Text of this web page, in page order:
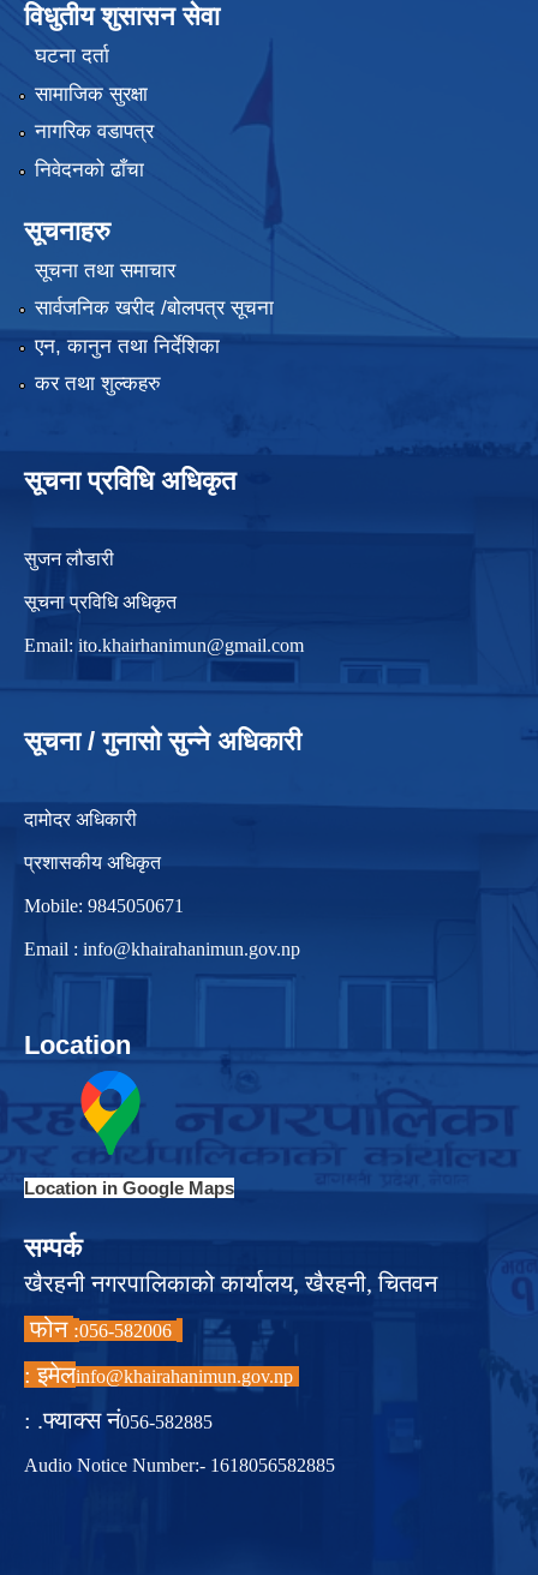
विधुतीय शुसासन सेवा
घटना दर्ता
सामाजिक सुरक्षा
नागरिक वडापत्र
निवेदनको ढाँचा
सूचनाहरु
सूचना तथा समाचार
सार्वजनिक खरीद /बोलपत्र सूचना
एन, कानुन तथा निर्देशिका
कर तथा शुल्कहरु
सूचना प्रविधि अधिकृत
सुजन लौडारी
सूचना प्रविधि अधिकृत
Email: ito.khairhanimun@gmail.com
सूचना / गुनासो सुन्ने अधिकारी
दामोदर अधिकारी
प्रशासकीय अधिकृत
Mobile: 9845050671
Email : info@khairahanimun.gov.np
Location
Location in Google Maps
सम्पर्क
खैरहनी नगरपालिकाको कार्यालय, खैरहनी, चितवन
फोन :
इमेल :info@khairahanimun.gov.np
फ्याक्स नं. :056-582885